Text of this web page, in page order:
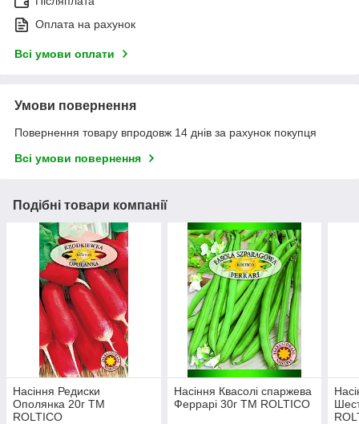
Оплата на рахунок
Всі умови оплати
Умови повернення
Повернення товару впродовж 14 днів за рахунок покупця
Всі умови повернення
Подібні товари компанії
Насіння Редиски
Ополянка 20г ТМ
ROLTICO
Насіння Квасолі спаржева
Феррарі 30г ТМ ROLTICO